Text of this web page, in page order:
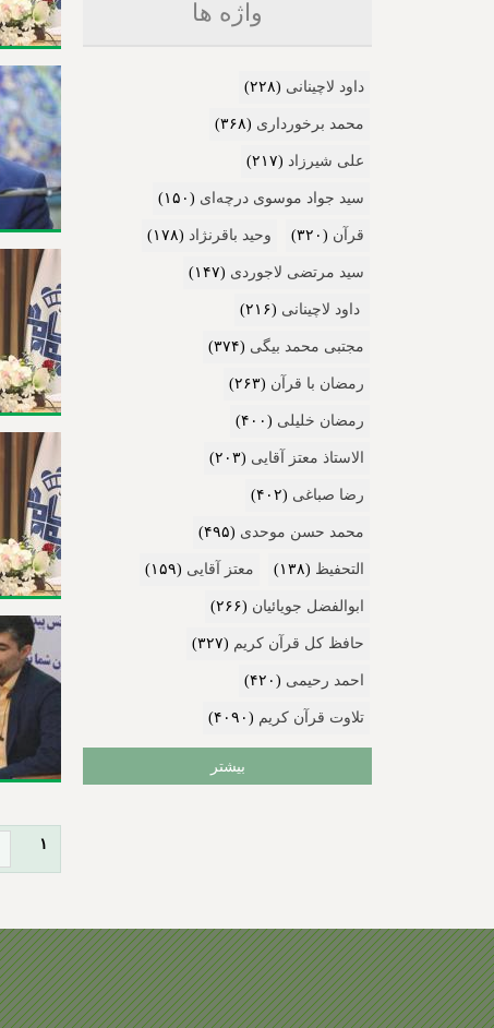
ص
ه
ا
۱
واژه ها
داود لاچینانی (۲۲۸)
محمد برخورداری (۳۶۸)
علی شیرزاد (۲۱۷)
سید جواد موسوی درچه‌ای (۱۵۰)
قرآن (۳۲۰) وحید باقرنژاد (۱۷۸)
سید مرتضی لاجوردی (۱۴۷)
داود لاچینانی (۲۱۶)
مجتبی محمد بیگی (۳۷۴)
رمضان با قرآن (۲۶۳)
رمضان خلیلی (۴۰۰)
الاستاذ معتز آقایی (۲۰۳)
رضا صباغی (۴۰۲)
محمد حسن موحدی (۴۹۵)
التحفیظ (۱۳۸) معتز آقایی (۱۵۹)
ابوالفضل جویائیان (۲۶۶)
حافظ کل قرآن کریم (۳۲۷)
احمد رحیمی (۴۲۰)
تلاوت قرآن کریم (۴۰۹۰)
بیشتر